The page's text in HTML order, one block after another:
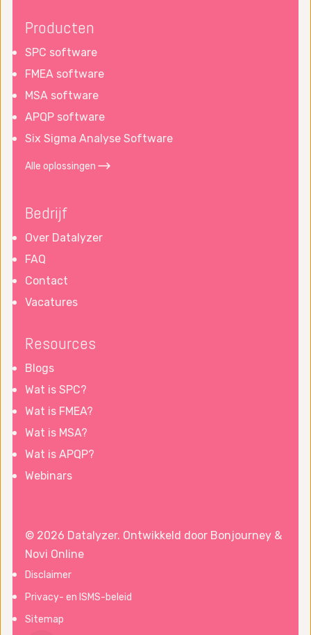
Producten
SPC software
FMEA software
MSA software
APQP software
Six Sigma Analyse Software
Alle oplossingen
Bedrijf
Over Datalyzer
FAQ
Contact
Vacatures
Resources
Blogs
Wat is SPC?
Wat is FMEA?
Wat is MSA?
Wat is APQP?
Webinars
© 2026 Datalyzer. Ontwikkeld door Bonjourney &
Novi Online
Disclaimer
Privacy- en ISMS-beleid
Sitemap